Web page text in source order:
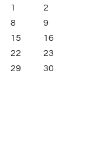
1
2
8
9
15
16
22
23
29
30